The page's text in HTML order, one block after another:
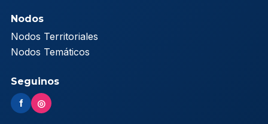
Nodos
Nodos Territoriales
Nodos Temáticos
Seguinos
f ◎